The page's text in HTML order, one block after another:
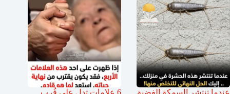
عندما تنتشر السمكة الفضية
6 علامات تدل على قُرب